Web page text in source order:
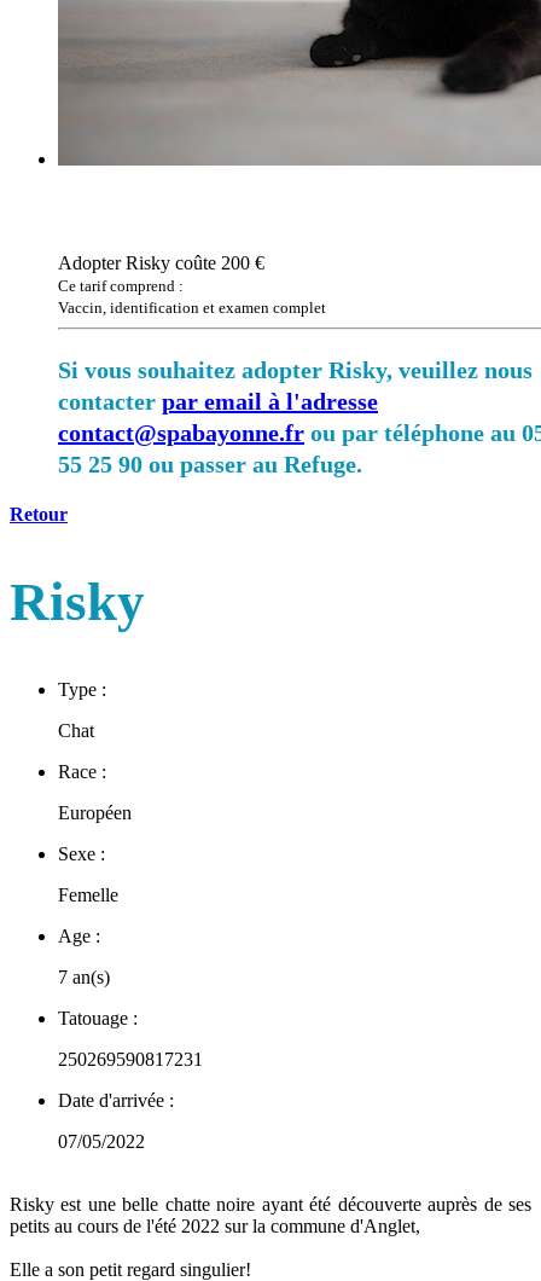
Adopter Risky coûte 200 €
Ce tarif comprend :
Vaccin, identification et examen complet
Si vous souhaitez adopter Risky, veuillez nous
contacter par email à l'adresse
contact@spabayonne.fr ou par téléphone au
55 25 90 ou passer au Refuge.
Retour
Risky
Type :
Chat
Race :
Européen
Sexe :
Femelle
Age :
7 an(s)
Tatouage :
250269590817231
Date d'arrivée :
07/05/2022
Risky est une belle chatte noire ayant été découverte auprès de ses
petits au cours de l'été 2022 sur la commune d'Anglet,
Elle a son petit regard singulier!